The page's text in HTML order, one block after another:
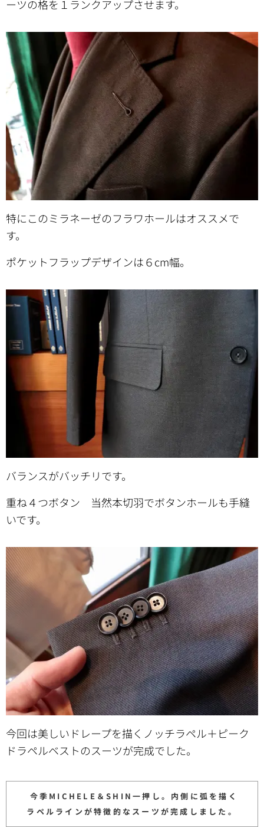
ーツの格を１ランクアップさせます。
特にこのミラネーゼのフラワホールはオススメで
す。
ポケットフラップデザインは６cm幅。
バランスがバッチリです。
重ね４つボタン 当然本切羽でボタンホールも手縫
いです。
今回は美しいドレープを描くノッチラペル＋ピーク
ドラペルベストのスーツが完成でした。
今季MICHELE＆SHIN一押し。内側に弧を描く
ラペルラインが特徴的なスーツが完成しました。